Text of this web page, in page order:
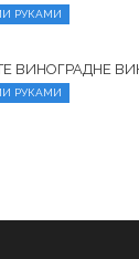
РУКАМИ
ВИНОГРАДНЕ
РУКАМИ